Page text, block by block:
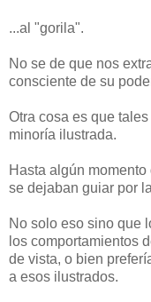
...al "gorila".
No se de que nos
consciente de su
Otra cosa es que
minoría ilustrada.
Hasta algún
se dejaban guiar por
No solo eso sino que
los comportamientos
de vista, o bien
a esos ilustrados.